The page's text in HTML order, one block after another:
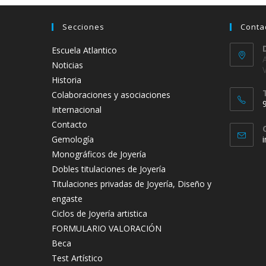
Secciones
Escuela Atlantico
Noticias
Historia
Colaboraciones y asociaciones
Internacional
Contacto
Gemología
Monográficos de Joyería
Dobles titulaciones de Joyería
Titulaciones privadas de Joyería, Diseño y
engaste
Ciclos de Joyería artistica
FORMULARIO VALORACIÓN
Beca
Test Artístico